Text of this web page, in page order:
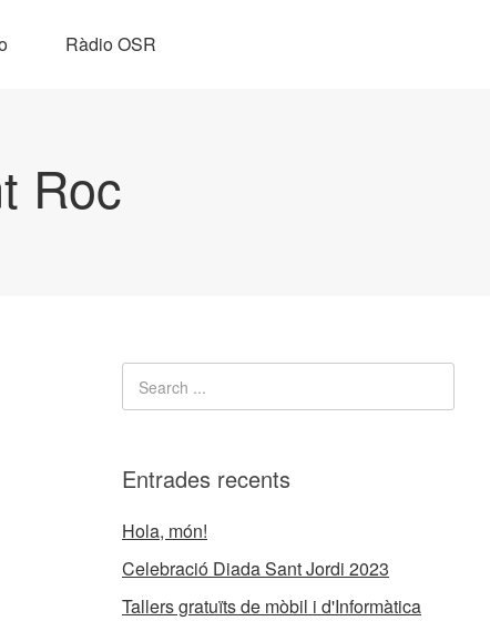
Ràdio OSR
Roc
Entrades recents
Hola, món!
Celebració Diada Sant Jordi 2023
Tallers gratuïts de mòbil i d'Informàtica